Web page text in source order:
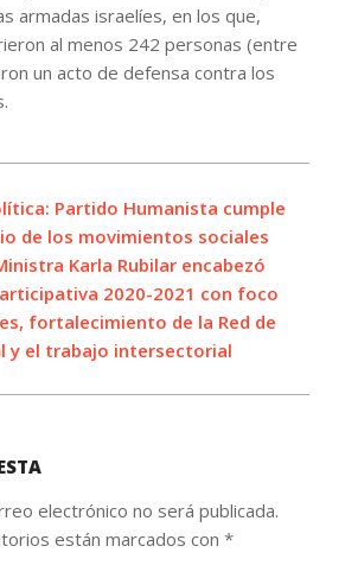
armadas israelíes, en los que,
al menos 242 personas (entre
un acto de defensa contra los
Partido Humanista cumple
de los movimientos sociales
Karla Rubilar encabezó
2020-2021 con foco
fortalecimiento de la Red de
y el trabajo intersectorial
electrónico no será publicada.
están marcados con *